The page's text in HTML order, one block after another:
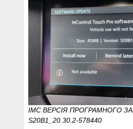
IMC ВЕРСІЯ ПРОГРАМНОГО
S20B1_20.30.2-578440